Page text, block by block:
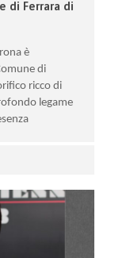
di Ferrara di
è
di
ricco di
legame